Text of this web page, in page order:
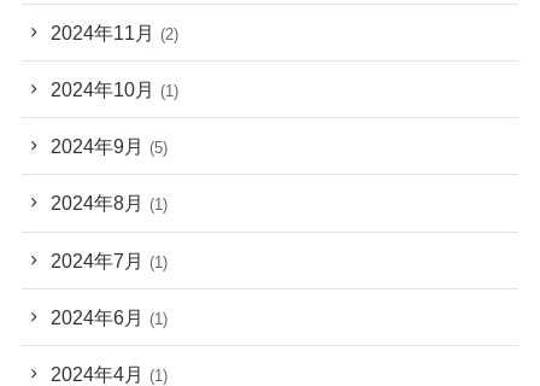
2024年11月 (2)
2024年10月 (1)
2024年9月 (5)
2024年8月 (1)
2024年7月 (1)
2024年6月 (1)
2024年4月 (1)